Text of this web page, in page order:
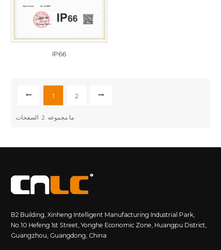
IP66
1 2
ما مجموعه 2 الصفحات
B2 Building, Xinheng Intelligent Manufacturing Industrial Park,
No.10 Hefeng 1st Street, Yonghe Economic Zone, Huangpu District,
Guangzhou, Guangdong, China